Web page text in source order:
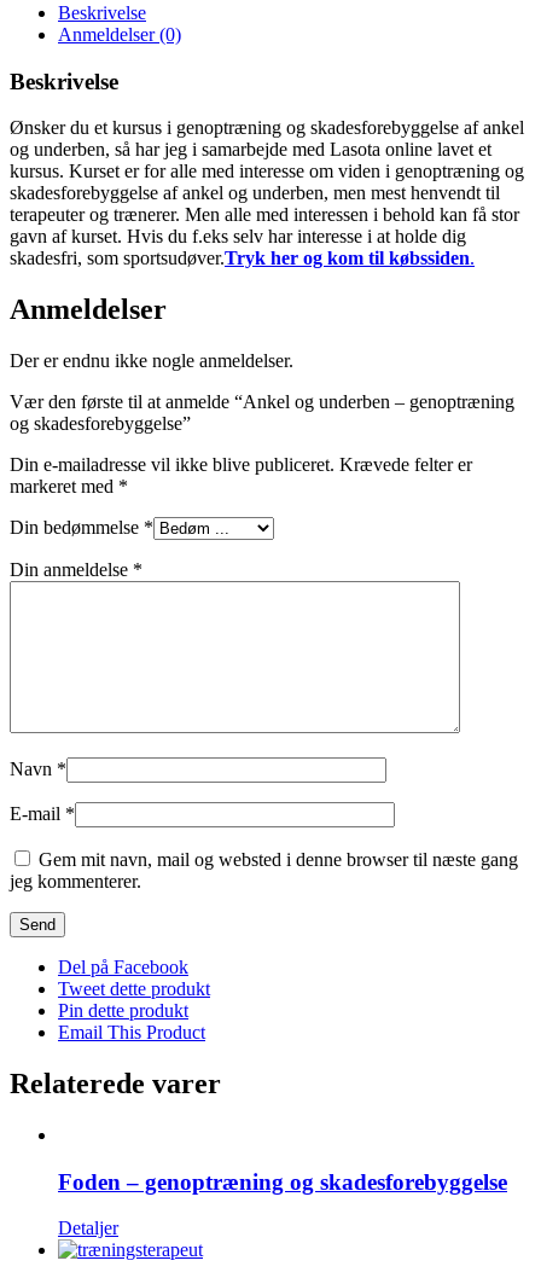
Beskrivelse
Anmeldelser (0)
Beskrivelse
Ønsker du et kursus i genoptræning og skadesforebyggelse af ankel
og underben, så har jeg i samarbejde med Lasota online lavet et
kursus. Kurset er for alle med interesse om viden i genoptræning og
skadesforebyggelse af ankel og underben, men mest henvendt til
terapeuter og trænerer. Men alle med interessen i behold kan få stor
gavn af kurset. Hvis du f.eks selv har interesse i at holde dig
skadesfri, som sportsudøver.Tryk her og kom til købssiden.
Anmeldelser
Der er endnu ikke nogle anmeldelser.
Vær den første til at anmelde “Ankel og underben – genoptræning
og skadesforebyggelse”
Din e-mailadresse vil ikke blive publiceret. Krævede felter er
markeret med *
Din bedømmelse *
Din anmeldelse *
Navn *
E-mail *
Gem mit navn, mail og websted i denne browser til næste gang
jeg kommenterer.
Del på Facebook
Tweet dette produkt
Pin dette produkt
Email This Product
Relaterede varer
Foden – genoptræning og skadesforebyggelse
Detaljer